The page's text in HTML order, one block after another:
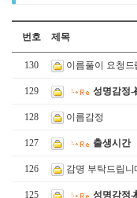
번호 제목
130 이름풀이 요청드
129 성명감정-
128 이름감정
127 출생시간
126 감명 부탁드립니
125 성명감정-